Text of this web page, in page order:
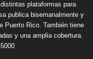
plataformas para
publica bisemanalmente y
Puerto Rico. También tiene
y una amplia cobertura.